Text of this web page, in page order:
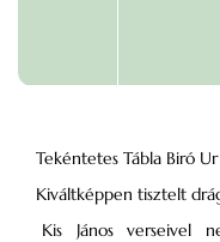
Tekéntetes Tábla Biró Ur
Kiváltképpen tisztelt
Kis János verseivel